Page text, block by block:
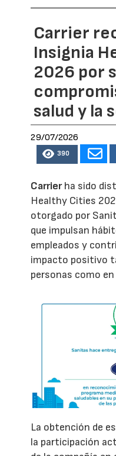
Carrier
Insignia
2026 por
salud y la
29/07/2026
390
Carrierha sido
Healthy Cities
otorgado por
que impulsan
empleados y
impacto positivo
personas como
La obtención de
la participación